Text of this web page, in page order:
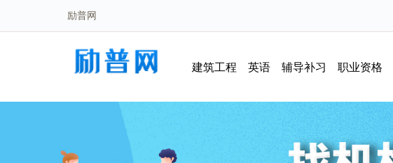
励普网
建筑工程 英语 辅导补习 职业资格